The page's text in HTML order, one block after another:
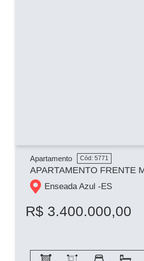
Apartamento Cód: 5771
Enseada Azul -ES
R$ 3.400.000,00